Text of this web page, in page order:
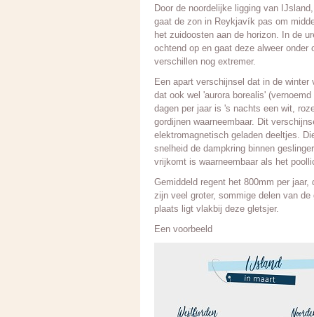
Door de noordelijke ligging van
gaat de zon in Reykjavík pas om
het zuidoosten aan de horizon. In de
ochtend op en gaat deze alweer onder
verschillen nog extremer.
Een apart verschijnsel dat in de
dat ook wel 'aurora borealis'
dagen per jaar is 's nachts een wit,
gordijnen waarneembaar. Dit
elektromagnetisch geladen deeltjes.
snelheid de dampkring binnen
vrijkomt is waarneembaar als het
Gemiddeld regent het 800mm per
zijn veel groter, sommige delen van
plaats ligt vlakbij deze gletsjer.
Een voorbeeld